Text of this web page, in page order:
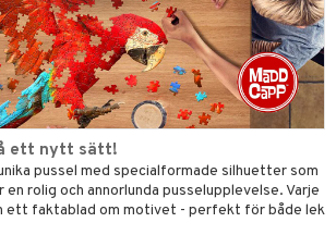
ett nytt sätt!
pussel med specialformade silhuetter som
rolig och annorlunda pusselupplevelse. Varje
ett faktablad om motivet - perfekt för både lek